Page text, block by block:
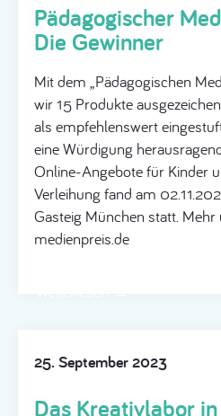
Pädagogischer
Die Gewinner
Mit dem „Pädagogischen
wir 15 Produkte
als empfehlenswert
eine Würdigung
Online-Angebote für Kinder
Verleihung fand am
Gasteig München statt.
medienpreis.de
25. September 2023
Das Kreativlabor